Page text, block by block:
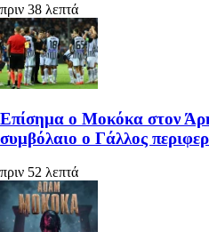
πριν 38 λεπτά
Επίσημα ο Μοκόκα στον
συμβόλαιο ο Γάλλος
πριν 52 λεπτά